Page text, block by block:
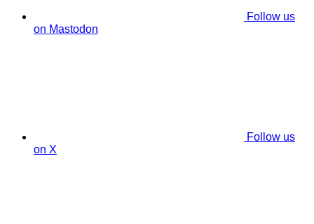
Follow us
on Mastodon
Follow us
on X